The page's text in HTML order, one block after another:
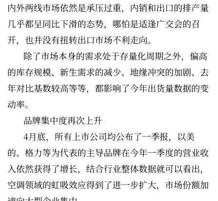
内外两线市场依然是承压过重，内销和出口的排产量
几乎都呈同比下滑的态势，哪怕是适逢广交会的召
开，也并没有扭转出口市场不利走向。
除了市场本身的需求处于存量化周期之外，偏高
的库存规模、新生需求的减少、地缘冲突的加剧、去
年对比基数较高等等，都影响了今年出货量数据的变
动率。
品牌集中度再次上升
4月底，所有上市公司均公布了一季报，以美
的、格力等为代表的主导品牌在今年一季度的营业收
入依然获得了增长，结合行业整体数据就可以看出，
空调领域的虹吸效应得到了进一步扩大，市场份额加